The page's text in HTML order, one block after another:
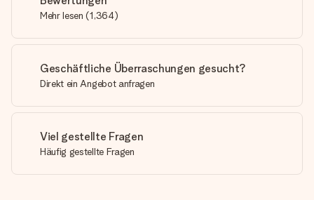
Mehr lesen (1,364)
Geschäftliche Überraschungen gesucht?
Direkt ein Angebot anfragen
Viel gestellte Fragen
Häufig gestellte Fragen